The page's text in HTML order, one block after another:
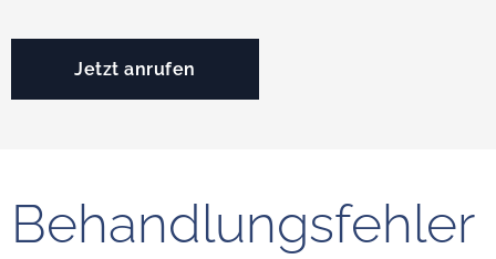
Jetzt anrufen
Behandlungsfehler